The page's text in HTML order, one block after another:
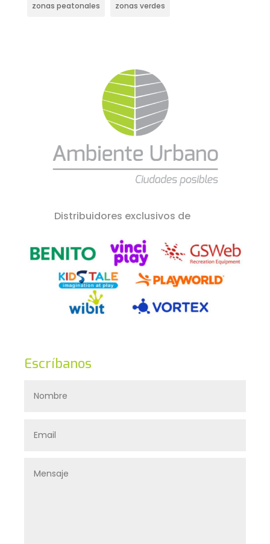
zonas peatonales zonas verdes
Distribuidores exclusivos de
Escríbanos